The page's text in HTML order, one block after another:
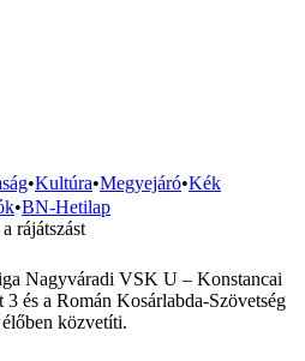
•Kultúra•Megyejáró•Kék
•BN-Hetilap
rájátszást
Nagyváradi VSK U – Konstancai
és a Román Kosárlabda-Szövetség
közvetíti.